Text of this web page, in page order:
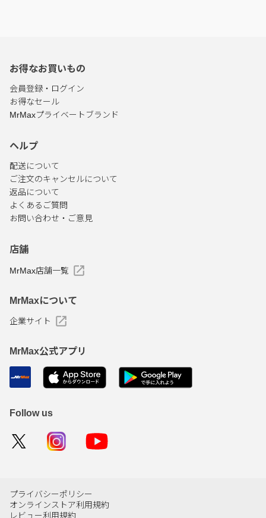
お得なお買いもの
会員登録・ログイン
お得なセール
MrMaxプライベートブランド
ヘルプ
配送について
ご注文のキャンセルについて
返品について
よくあるご質問
お問い合わせ・ご意見
店舗
MrMax店舗一覧
MrMaxについて
企業サイト
MrMax公式アプリ
Follow us
プライバシーポリシー
オンラインストア利用規約
レビュー利用規約